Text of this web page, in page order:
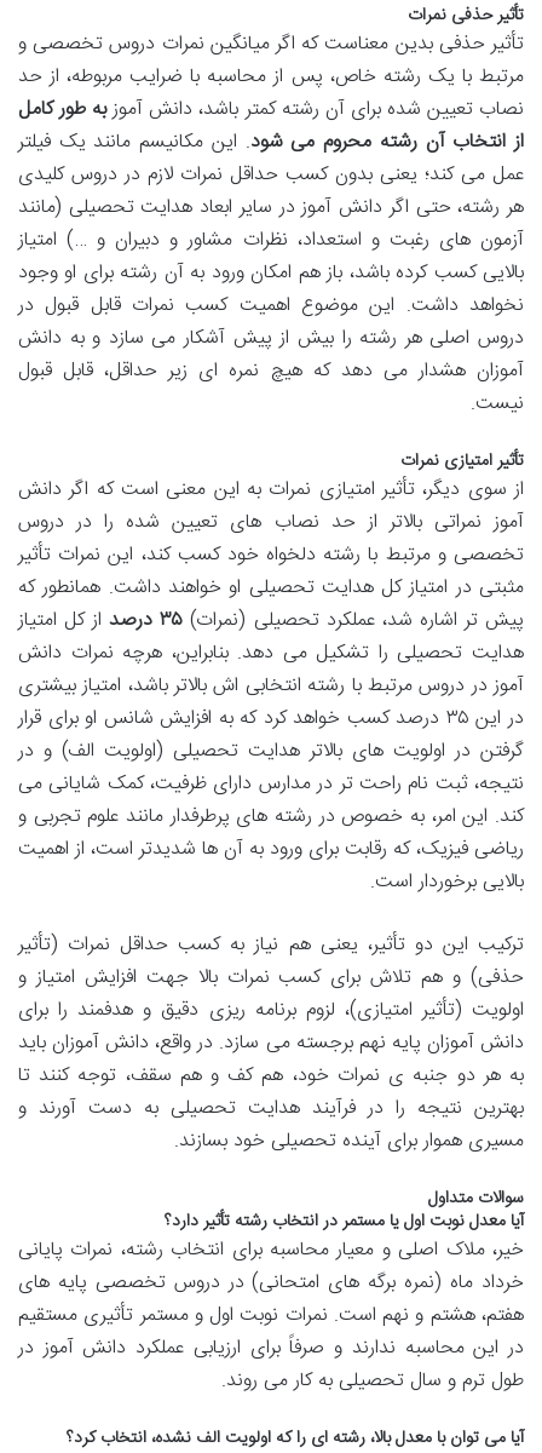
تأثیر حذفی نمرات
تأثیر حذفی بدین معناست که اگر میانگین نمرات دروس تخصصی و
مرتبط با یک رشته خاص، پس از محاسبه با ضرایب مربوطه، از حد
نصاب تعیین شده برای آن رشته کمتر باشد، دانش آموزبه طور کامل
از انتخاب آن رشته محروم می شود. این مکانیسم مانند یک فیلتر
عمل می کند؛ یعنی بدون کسب حداقل نمرات لازم در دروس کلیدی
هر رشته، حتی اگر دانش آموز در سایر ابعاد هدایت تحصیلی (مانند
آزمون های رغبت و استعداد، نظرات مشاور و دبیران و …) امتیاز
بالایی کسب کرده باشد، باز هم امکان ورود به آن رشته برای او وجود
نخواهد داشت. این موضوع اهمیت کسب نمرات قابل قبول در
دروس اصلی هر رشته را بیش از پیش آشکار می سازد و به دانش
آموزان هشدار می دهد که هیچ نمره ای زیر حداقل، قابل قبول
نیست.
تأثیر امتیازی نمرات
از سوی دیگر، تأثیر امتیازی نمرات به این معنی است که اگر دانش
آموز نمراتی بالاتر از حد نصاب های تعیین شده را در دروس
تخصصی و مرتبط با رشته دلخواه خود کسب کند، این نمرات تأثیر
مثبتی در امتیاز کل هدایت تحصیلی او خواهند داشت. همانطور که
پیش تر اشاره شد، عملکرد تحصیلی (نمرات) ۳۵ درصد
از کل امتیاز
هدایت تحصیلی را تشکیل می دهد. بنابراین، هرچه نمرات دانش
آموز در دروس مرتبط با رشته انتخابی اش بالاتر باشد، امتیاز بیشتری
در این ۳۵ درصد کسب خواهد کرد که به افزایش شانس او برای قرار
گرفتن در اولویت های بالاتر هدایت تحصیلی (اولویت الف) و در
نتیجه، ثبت نام راحت تر در مدارس دارای ظرفیت، کمک شایانی می
کند. این امر، به خصوص در رشته های پرطرفدار مانند علوم تجربی و
ریاضی فیزیک، که رقابت برای ورود به آن ها شدیدتر است، از اهمیت
بالایی برخوردار است.
ترکیب این دو تأثیر، یعنی هم نیاز به کسب حداقل نمرات (تأثیر
حذفی) و هم تلاش برای کسب نمرات بالا جهت افزایش امتیاز و
اولویت (تأثیر امتیازی)، لزوم برنامه ریزی دقیق و هدفمند را برای
دانش آموزان پایه نهم برجسته می سازد. در واقع، دانش آموزان باید
به هر دو جنبه ی نمرات خود، هم کف و هم سقف، توجه کنند تا
بهترین نتیجه را در فرآیند هدایت تحصیلی به دست آورند و
مسیری هموار برای آینده تحصیلی خود بسازند.
سوالات متداول
آیا معدل نوبت اول یا مستمر در انتخاب رشته تأثیر دارد؟
خیر، ملاک اصلی و معیار محاسبه برای انتخاب رشته، نمرات پایانی
خرداد ماه (نمره برگه های امتحانی) در دروس تخصصی پایه های
هفتم، هشتم و نهم است. نمرات نوبت اول و مستمر تأثیری مستقیم
در این محاسبه ندارند و صرفاً برای ارزیابی عملکرد دانش آموز در
طول ترم و سال تحصیلی به کار می روند.
آیا می توان با معدل بالا، رشته ای را که اولویت الف نشده، انتخاب کرد؟